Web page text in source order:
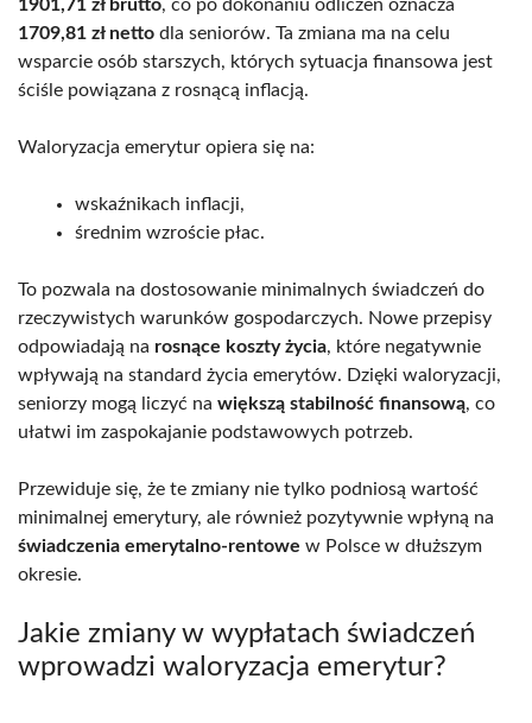
1901,71 zł brutto, co po dokonaniu odliczeń oznacza
1709,81 zł netto dla seniorów. Ta zmiana ma na celu
wsparcie osób starszych, których sytuacja finansowa jest
ściśle powiązana z rosnącą inflacją.
Waloryzacja emerytur opiera się na:
wskaźnikach inflacji,
średnim wzroście płac.
To pozwala na dostosowanie minimalnych świadczeń do
rzeczywistych warunków gospodarczych. Nowe przepisy
odpowiadają na rosnące koszty życia, które negatywnie
wpływają na standard życia emerytów. Dzięki waloryzacji,
seniorzy mogą liczyć na większą stabilność finansową, co
ułatwi im zaspokajanie podstawowych potrzeb.
Przewiduje się, że te zmiany nie tylko podniosą wartość
minimalnej emerytury, ale również pozytywnie wpłyną na
świadczenia emerytalno-rentowe w Polsce w dłuższym
okresie.
Jakie zmiany w wypłatach świadczeń
wprowadzi waloryzacja emerytur?